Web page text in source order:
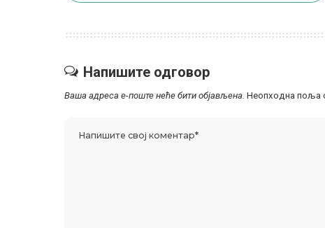
Напишите одговор
Ваша адреса е-поште неће бити објављена. Неопходна поља